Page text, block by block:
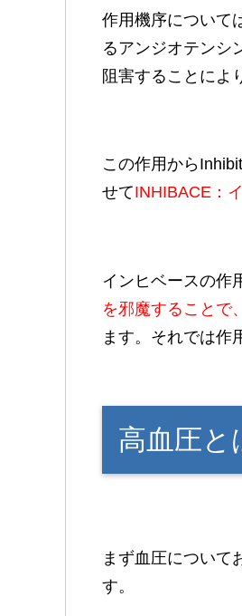
作用機序について
るアンジオテンシ
阻害することによ
この作用から
せてINHIBACE：
インヒベースの作
を邪魔する ことで
ます。それでは作
高血圧と
まず血圧について
す。